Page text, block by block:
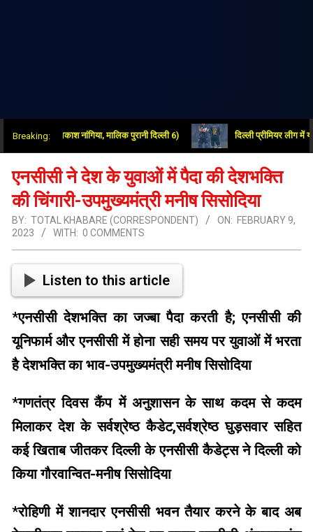
Breaking:
(आकाश नांगिया, मालिक पुरानी दिल्ली 6) दिल्ली प्रीमियर लीग में यजस
एनसीसी ने देश के युवाओं में पैदा की देशभक्ति
की चिंगारी-उपमुख्यमंत्री मनीष सिसोदिया
BY: TOTAL KHABARE (CORRESPONDENT) ON: FEBRUARY 9,
2023
WITH: 0 COMMENTS
Listen to this article
*एनसीसी देशभक्ति का जज्बा पैदा करती है; एनसीसी की
यूनिफार्म और एनसीसी में होना सही समय पर युवाओं में भरता
है देशभक्ति का भाव-उपमुख्यमंत्री मनीष सिसोदिया
*गणतंत्र दिवस कैंप में अनुशासन के साथ कदम से कदम
मिलाकर देश के सर्वश्रेष्ठ कैडेट,सर्वश्रेष्ठ घुड़सवार सहित
कई खिताब जीतकर दिल्ली के एनसीसी कैडेट्स ने दिल्ली को
किया गौरवान्वित-मनीष सिसोदिया
*रोहिणी में शानदार एनसीसी भवन तैयार करने के बाद अब